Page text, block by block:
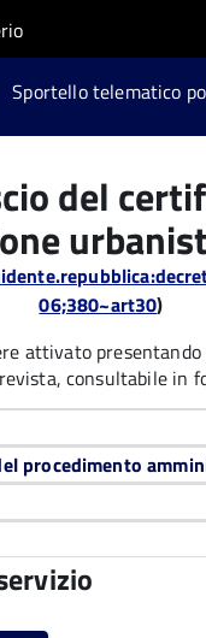
principale
navigation
Sportello telematico
del
06;380~art30)
attivato
consultabile in
procedimento